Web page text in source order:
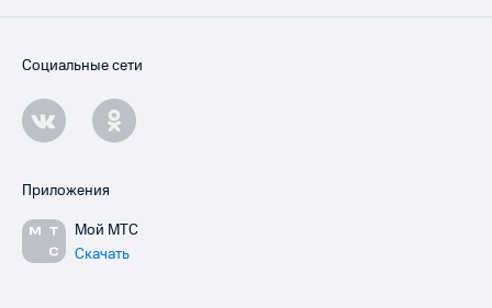
Социальные сети
Приложения
Мой МТС
Скачать